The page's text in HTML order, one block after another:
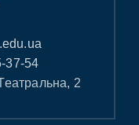
37-54
2